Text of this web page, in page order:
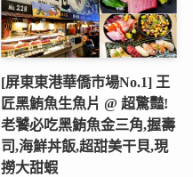
[屏東東港華僑市場No.1] 王
匠黑鮪魚生魚片 @ 超驚豔!
老饕必吃黑鮪魚金三角,握壽
司,海鮮丼飯,超甜美干貝,現
撈大甜蝦